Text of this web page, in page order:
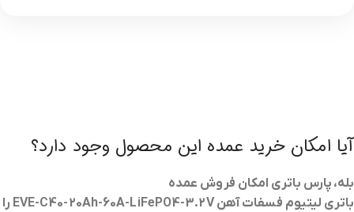
آیا امکان خرید عمده این محصول وجود دارد؟
بله، پارس باتری امکان فروش عمده
باتری لیتیوم فسفات آهن EVE-C40-20Ah-60A-LiFePO4-3.2V
را